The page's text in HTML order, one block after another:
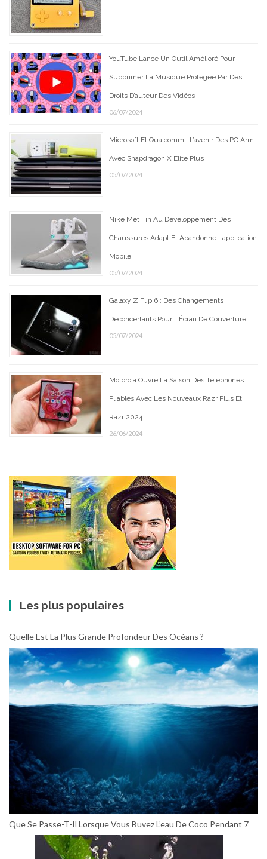
YouTube Lance Un Outil Amélioré Pour
Supprimer La Musique Protégée Par Des
Droits D’auteur Des Vidéos
06/07/2024
Microsoft Et Qualcomm : L’avenir Des PC Arm
Avec Snapdragon X Elite Plus
05/07/2024
Nike Met Fin Au Développement Des
Chaussures Adapt Et Abandonne L’application
Mobile
05/07/2024
Galaxy Z Flip 6 : Des Changements
Déconcertants Pour L’Écran De Couverture
05/07/2024
Motorola Ouvre La Saison Des Téléphones
Pliables Avec Les Nouveaux Razr Plus Et
Razr 2024
26/06/2024
Les plus populaires
Quelle Est La Plus Grande Profondeur Des Océans ?
Que Se Passe-T-Il Lorsque Vous Buvez L’eau De Coco Pendant 7